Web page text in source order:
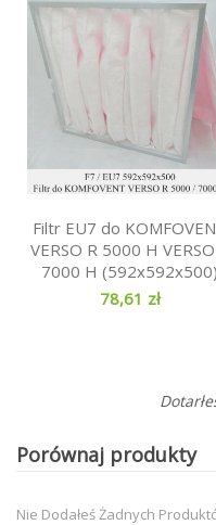
Filtr EU7 do
VERSO R 5000 H
7000 H (592x592x500)
78,61 zł
Porównaj produkty
Nie Dodałeś Żadnych